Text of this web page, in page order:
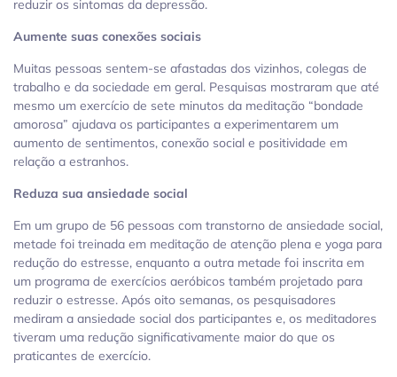
reduzir os sintomas da depressão.
Aumente suas conexões sociais
Muitas pessoas sentem-se afastadas dos vizinhos, colegas de
trabalho e da sociedade em geral. Pesquisas mostraram que até
mesmo um exercício de sete minutos da meditação “bondade
amorosa” ajudava os participantes a experimentarem um
aumento de sentimentos, conexão social e positividade em
relação a estranhos.
Reduza sua ansiedade social
Em um grupo de 56 pessoas com transtorno de ansiedade social,
metade foi treinada em meditação de atenção plena e yoga para
redução do estresse, enquanto a outra metade foi inscrita em
um programa de exercícios aeróbicos também projetado para
reduzir o estresse. Após oito semanas, os pesquisadores
mediram a ansiedade social dos participantes e, os meditadores
tiveram uma redução significativamente maior do que os
praticantes de exercício.